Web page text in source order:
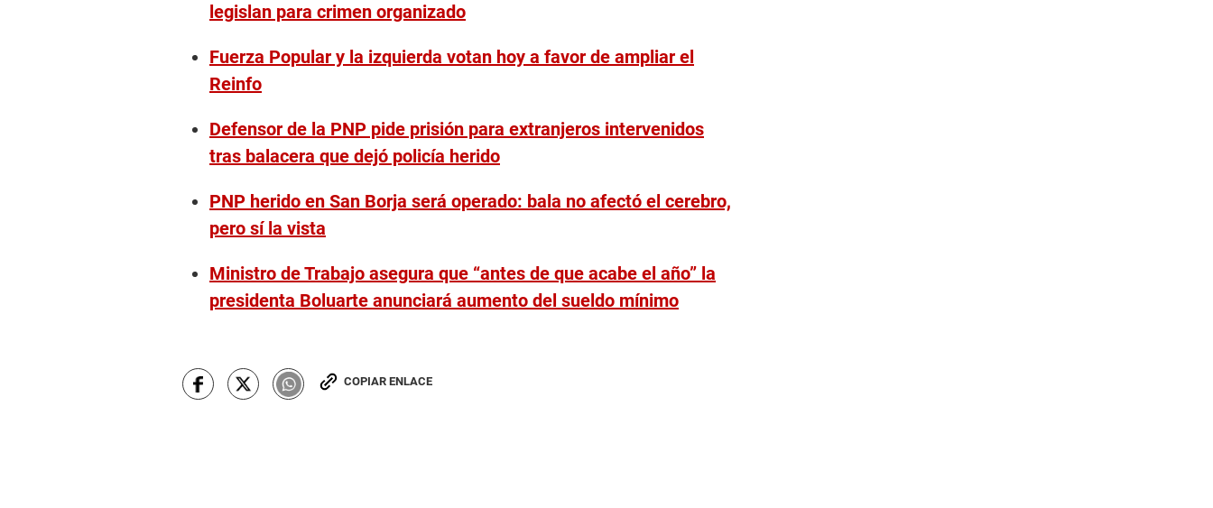
legislan para crimen organizado
Fuerza Popular y la izquierda votan hoy a favor de ampliar el
Reinfo
Defensor de la PNP pide prisión para extranjeros intervenidos
tras balacera que dejó policía herido
PNP herido en San Borja será operado: bala no afectó el cerebro,
pero sí la vista
Ministro de Trabajo asegura que “antes de que acabe el año” la
presidenta Boluarte anunciará aumento del sueldo mínimo
COPIAR ENLACE